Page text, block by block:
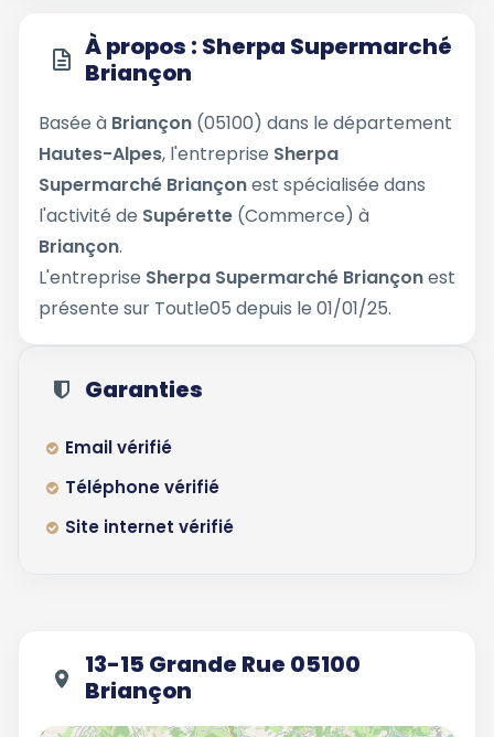
À propos : Sherpa Supermarché
Briançon
Basée à Briançon (05100) dans le département
Hautes-Alpes, l'entreprise Sherpa
Supermarché Briançonest spécialisée dans
l'activité de Supérette (Commerce) à
Briançon.
L'entreprise Sherpa Supermarché Briançonest
présente sur Toutle05 depuis le 01/01/25.
Garanties
Email vérifié
Téléphone vérifié
Site internet vérifié
13-15 Grande Rue 05100
Briançon